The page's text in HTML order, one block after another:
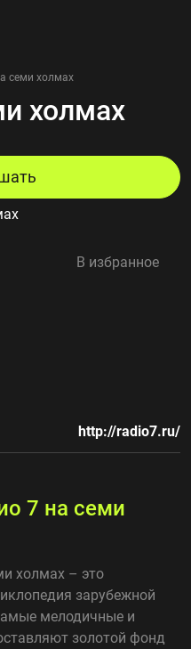
семи холмах
холмах
В избранное
http://radio7.ru/
7 на семи
холмах – это
зарубежной
мелодичные и
золотой фонд